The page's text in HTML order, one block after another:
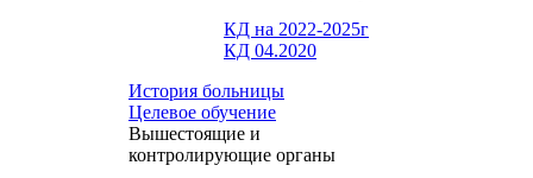
КД на 2022-2025г
КД 04.2020
История больницы
Целевое обучение
Вышестоящие и
контролирующие органы